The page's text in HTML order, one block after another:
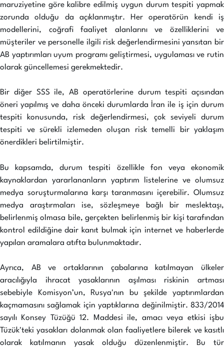
maruziyetine göre kalibre edilmiş uygun durum tespiti yapmak
zorunda olduğu da açıklanmıştır. Her operatörün kendi iş
modellerini, coğrafi faaliyet alanlarını ve özelliklerini ve
müşteriler ve personelle ilgili risk değerlendirmesini yansıtan bir
AB yaptırımları uyum programı geliştirmesi, uygulaması ve rutin
olarak güncellemesi gerekmektedir.
Bir diğer SSS ile, AB operatörlerine durum tespiti açısından
öneri yapılmış ve daha önceki durumlarda İran ile iş için durum
tespiti konusunda, risk değerlendirmesi, çok seviyeli durum
tespiti ve sürekli izlemeden oluşan risk temelli bir yaklaşım
önerdikleri belirtilmiştir.
Bu kapsamda, durum tespiti özellikle fon veya ekonomik
kaynaklardan yararlananların yaptırım listelerine ve olumsuz
medya soruşturmalarına karşı taranmasını içerebilir. Olumsuz
medya araştırmaları ise, sözleşmeye bağlı bir meslektaşı,
belirlenmiş olmasa bile, gerçekten belirlenmiş bir kişi tarafından
kontrol edildiğine dair kanıt bulmak için internet ve haberlerde
yapılan aramalara atıfta bulunmaktadır.
Ayrıca, AB ve ortaklarının çabalarına katılmayan ülkeler
aracılığıyla ihracat yasaklarının aşılması riskinin artması
sebebiyle Komisyon’un, Rusya'nın bu şekilde yaptırımlardan
kaçmamasını sağlamak için yaptıklarına değinilmiştir. 833/2014
sayılı Konsey Tüzüğü 12. Maddesi ile, amacı veya etkisi işbu
Tüzük'teki yasakları dolanmak olan faaliyetlere bilerek ve kasıtlı
olarak katılmanın yasak olduğu düzenlenmiştir. Bu tür